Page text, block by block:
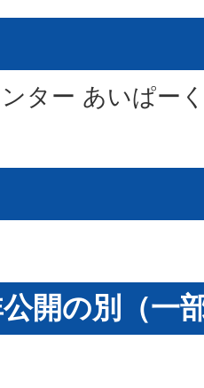
ター あいぱー
開の別（一